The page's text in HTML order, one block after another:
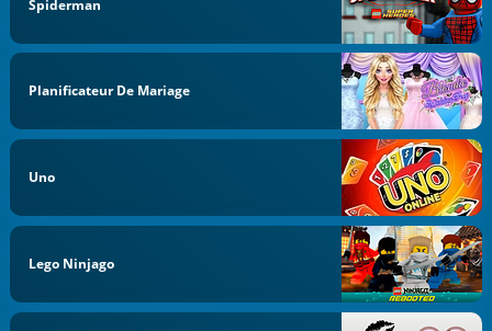
Spiderman
Planificateur De Mariage
Uno
Lego Ninjago